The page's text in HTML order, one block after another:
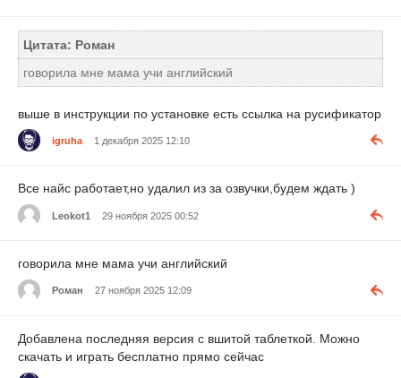
Цитата: Роман
говорила мне мама учи английский
выше в инструкции по установке есть ссылка на русификатор
igruha 1 декабря 2025 12:10
Все найс работает,но удалил из за озвучки,будем ждать )
Leokot1 29 ноября 2025 00:52
говорила мне мама учи английский
Роман 27 ноября 2025 12:09
Добавлена последняя версия с вшитой таблеткой. Можно
скачать и играть бесплатно прямо сейчас